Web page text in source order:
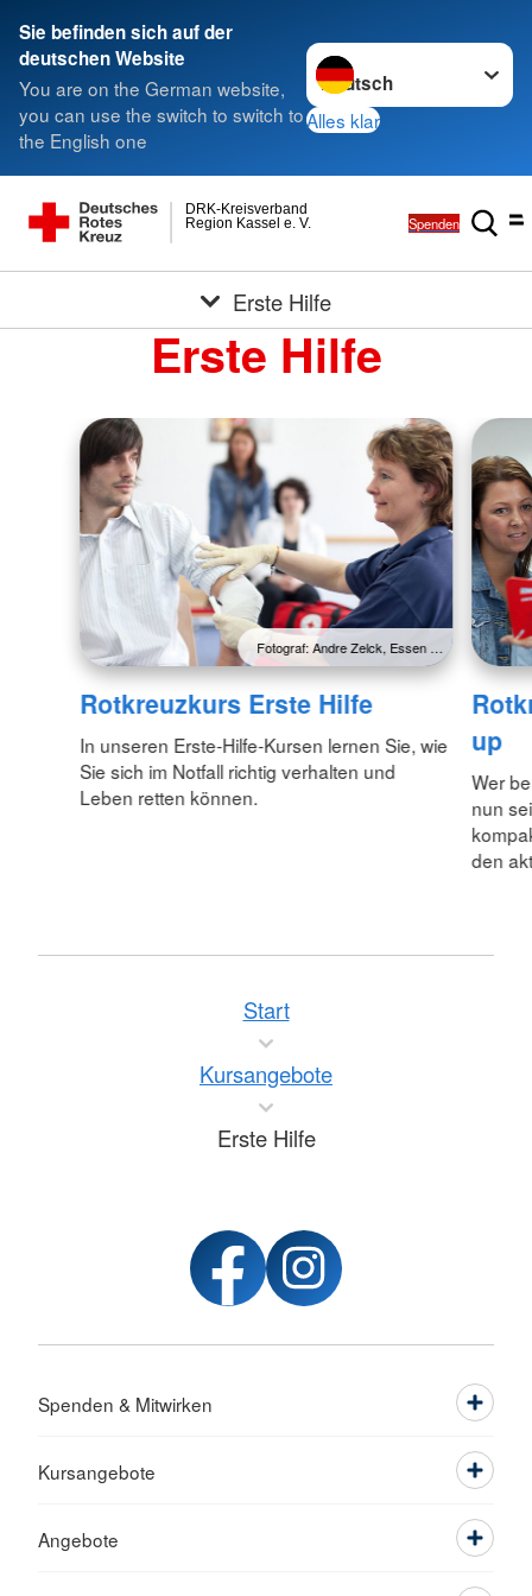
Sie befinden sich auf der
deutschen Website
You are on the German website,
you can use the switch to switch to
the English one
Sprache wechseln zu
Alles klar
Region Kassel e. V.
DRK-Kreisverband
Spenden
Erste Hilfe
Erste Hilfe
Fotograf: Andre Zelck, Essen …
Rotkreuzkurs Erste Hilfe
In unseren Erste-Hilfe-Kursen lernen Sie, wie
Sie sich im Notfall richtig verhalten und
Leben retten können.
up
Wer
nun
den
Start
Kursangebote
Erste Hilfe
Spenden & Mitwirken
Kursangebote
Angebote